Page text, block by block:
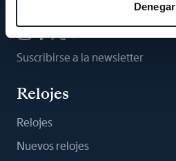
Denegar
Suscribirse a la newsletter
Relojes
Relojes
Nuevos relojes